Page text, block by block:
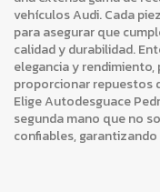
vehículos Audi. Cada
para asegurar que
calidad y durabilidad.
elegancia y
proporcionar repuestos
Elige Autodesguace
segunda mano que no
confiables,